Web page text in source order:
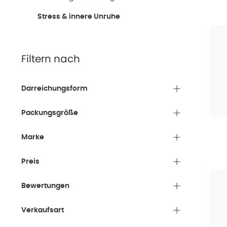
Stress & innere Unruhe
Filtern nach
Darreichungsform
Packungsgröße
Marke
Preis
Bewertungen
Verkaufsart
die